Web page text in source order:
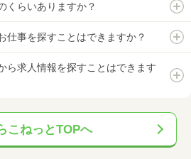
くらいありますか？
仕事を探すことはできますか？
ら求人情報を探すことはできます
こねっとTOPへ